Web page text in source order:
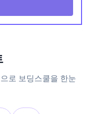
로 보딩스쿨을 한눈